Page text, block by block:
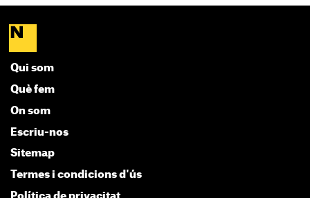
Qui som
Què fem
On som
Escriu-nos
Sitemap
Termes i condicions d'ús